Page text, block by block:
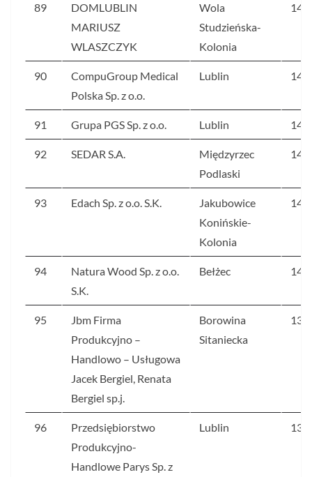
89
DOMLUBLIN
MARIUSZ
WLASZCZYK
Wola
Studzieńska-
Kolonia
90
CompuGroup Medical
Polska Sp. z o.o.
Lublin
91 Grupa PGS Sp. z o.o. Lublin
92 SEDAR S.A.
Międzyrzec
Podlaski
93 Edach Sp. z o.o. S.K.
Jakubowice
Konińskie-
Kolonia
94
Natura Wood Sp. z o.o.
S.K.
Bełżec
95
Jbm Firma
Produkcyjno –
Handlowo – Usługowa
Jacek Bergiel, Renata
Bergiel sp.j.
Borowina
Sitaniecka
96
Przedsiębiorstwo
Produkcyjno-
Handlowe Parys Sp. z
Lublin